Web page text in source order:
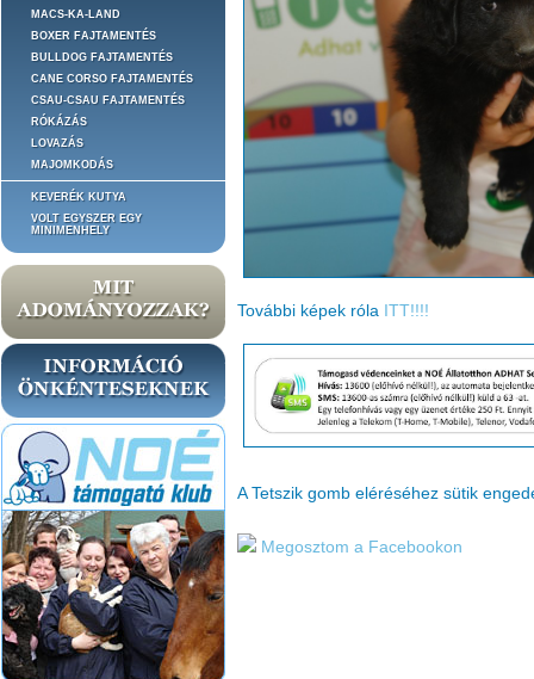
MACS-KA-LAND
BOXER FAJTAMENTÉS
BULLDOG FAJTAMENTÉS
CANE CORSO FAJTAMENTÉS
CSAU-CSAU FAJTAMENTÉS
RÓKÁZÁS
LOVAZÁS
MAJOMKODÁS
KEVERÉK KUTYA
VOLT EGYSZER EGY
MINIMENHELY
További képek róla ITT!!!!
A Tetszik gomb eléréséhez sütik
Megosztom a Facebookon